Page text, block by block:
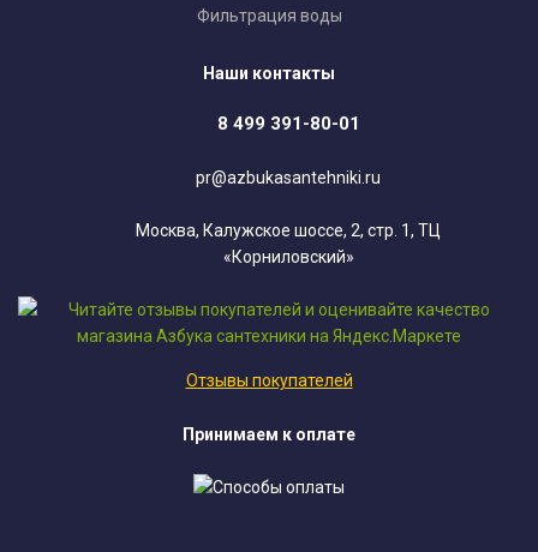
Фильтрация воды
Наши контакты
8 499 391-80-01
pr@azbukasantehniki.ru
Москва, Калужское шоссе, 2, стр. 1, ТЦ
«Корниловский»
Отзывы покупателей
Принимаем к оплате